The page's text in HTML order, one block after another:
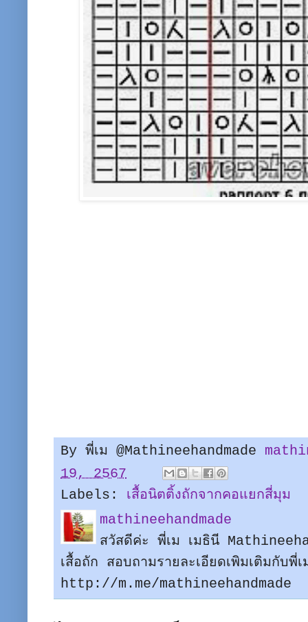
By พี่เม @Mathineehandmade
19, 2567
Labels: เสื้อนิตติ้งถักจากคอแยกสี่มุม
mathineehandmade
สวัสดีค่ะ พี่เม เมธินี
เสื้อถัก สอบถามรายละเอียดเพิมเติมกับ
http://m.me/mathineehandmade